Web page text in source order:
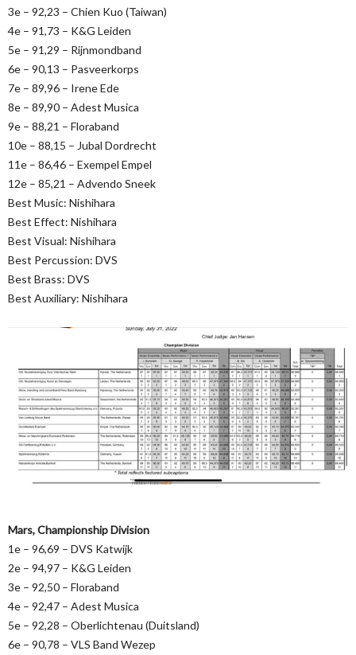
3e – 92,23 – Chien Kuo (Taiwan)
4e – 91,73 – K&G Leiden
5e – 91,29 – Rijnmondband
6e – 90,13 – Pasveerkorps
7e – 89,96 – Irene Ede
8e – 89,90 – Adest Musica
9e – 88,21 – Floraband
10e – 88,15 – Jubal Dordrecht
11e – 86,46 – Exempel Empel
12e – 85,21 – Advendo Sneek
Best Music: Nishihara
Best Effect: Nishihara
Best Visual: Nishihara
Best Percussion: DVS
Best Brass: DVS
Best Auxiliary: Nishihara
Mars, Championship Division
1e – 96,69 – DVS Katwijk
2e – 94,97 – K&G Leiden
3e – 92,50 – Floraband
4e – 92,47 – Adest Musica
5e – 92,28 – Oberlichtenau (Duitsland)
6e – 90,78 – VLS Band Wezep